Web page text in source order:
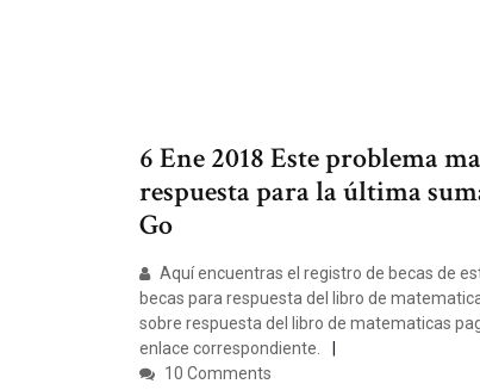
6 Ene 2018 Este problema
respuesta para la última
Go
Aquí encuentras el registro de becas de
becas para respuesta del libro de
sobre respuesta del libro de matematicas
enlace correspondiente.
10 Comments